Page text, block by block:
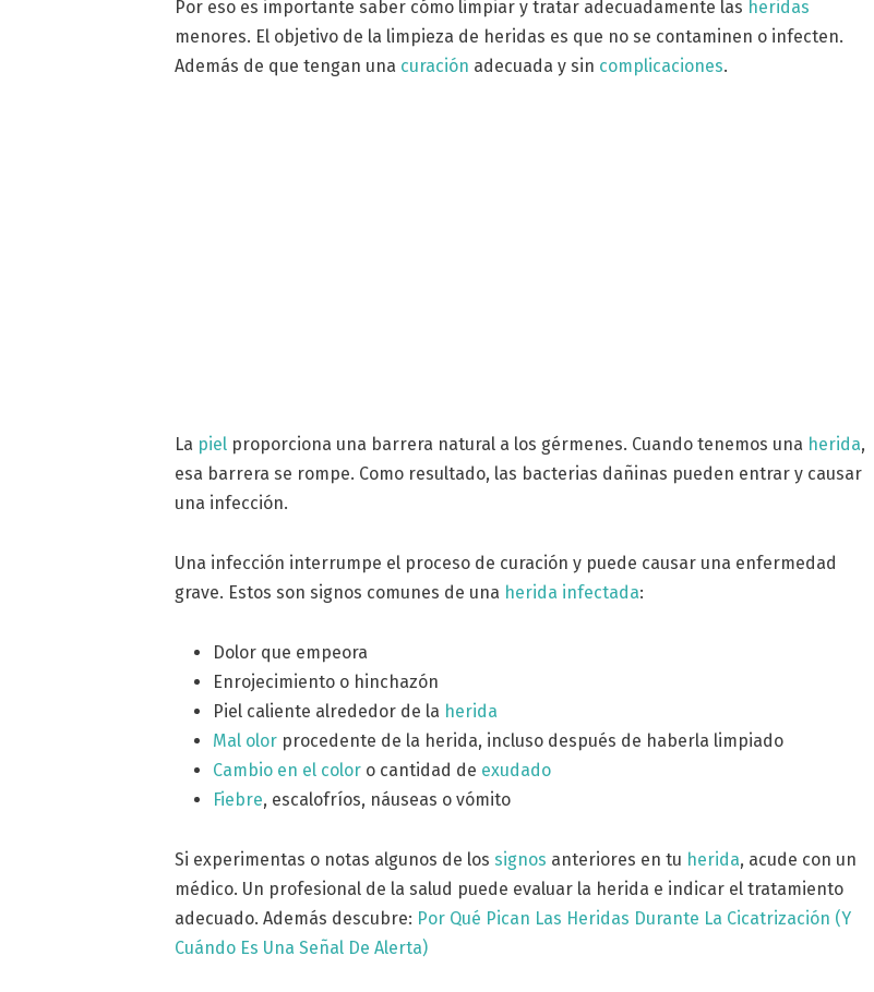
Por eso es importante saber cómo limpiar y tratar adecuadamente las heridas
menores. El objetivo de la limpieza de heridas es que no se contaminen o infecten.
Además de que tengan una curación adecuada y sin complicaciones.
La piel proporciona una barrera natural a los gérmenes. Cuando tenemos una herida,
esa barrera se rompe. Como resultado, las bacterias dañinas pueden entrar y causar
una infección.
Una infección interrumpe el proceso de curación y puede causar una enfermedad
grave. Estos son signos comunes de una herida infectada:
Dolor que empeora
Enrojecimiento o hinchazón
Piel caliente alrededor de la herida
Mal olor procedente de la herida, incluso después de haberla limpiado
Cambio en el color o cantidad de exudado
Fiebre, escalofríos, náuseas o vómito
Si experimentas o notas algunos de lossignos anteriores en tu herida, acude con un
médico. Un profesional de la salud puede evaluar la herida e indicar el tratamiento
adecuado. Además descubre: Por Qué Pican Las Heridas Durante La Cicatrización (Y
Cuándo Es Una Señal De Alerta)